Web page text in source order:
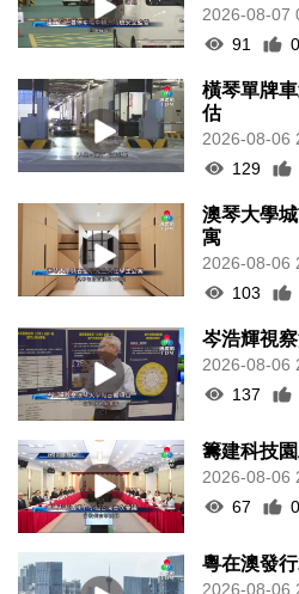
2026-08-07
91
0
橫琴單牌
估
2026-08-06
129
澳琴大學
寓
2026-08-06
103
岑浩輝視
2026-08-06
137
籌建科技
2026-08-06
67
0
粵在澳發
2026-08-06